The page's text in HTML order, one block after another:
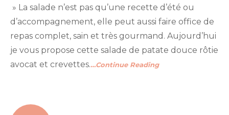
» La salade n’est pas qu’une recette d’été ou
d’accompagnement, elle peut aussi faire office de
repas complet, sain et très gourmand. Aujourd’hui
je vous propose cette salade de patate douce rôtie
avocat et crevettes.…Continue Reading